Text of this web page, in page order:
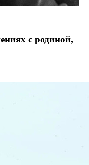
с родиной,